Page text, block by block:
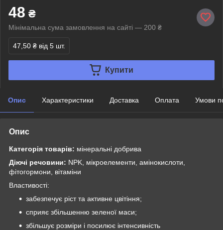
48 ₴
Мінімальна сума замовлення на сайті — 200 ₴
47,50 ₴ від 5 шт.
Купити
Опис Характеристики Доставка Оплата Умови
Опис
Категорія товарів: мінеральні добрива
Діючі речовини: NPK, мікроелементи, амінокислоти,
фітогормони, вітаміни
Властивості:
забезпечує ріст та активне цвітіння;
сприяє збільшенню зеленої маси;
збільшує розміри і посилює інтенсивність